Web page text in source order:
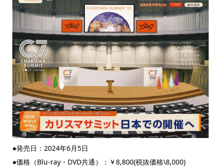
●発売日：2024年6月5日
●価格（Blu-ray・DVD共通）：￥8,800(税抜価格\8,000)